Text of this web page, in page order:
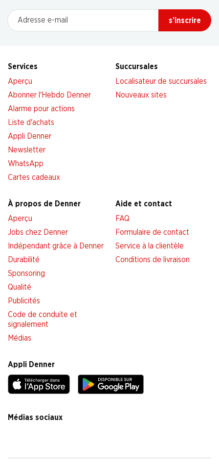
Adresse e-mail
s’inscrire
Services
Aperçu
Abonner l'Hebdo Denner
Alarme pour actions
Liste d'achats
Appli Denner
Newsletter
WhatsApp
Cartes cadeaux
Succursales
Localisateur de succursales
Nouveaux sites
À propos de Denner
Aperçu
Jobs chez Denner
Indépendant grâce à Denner
Durabilité
Sponsoring
Qualité
Publicités
Code de conduite et
signalement
Médias
Aide et contact
FAQ
Formulaire de contact
Service à la clientèle
Conditions de livraison
Appli Denner
Médias sociaux